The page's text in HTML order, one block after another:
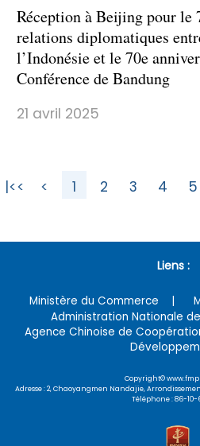
Réception à Beijing pour le
relations diplomatiques
l’Indonésie et le 70e
Conférence de Bandung
21 avril 2025
|<< < 1 2 3 4 5
Liens :
Ministère du Commerce
Administration Nationale
Agence Chinoise de
Copyright©
Adresse : 2, Chaoyangmen Nandajie,
Téléphone : 86-10-